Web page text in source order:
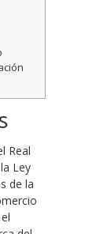
Real
Ley
de la